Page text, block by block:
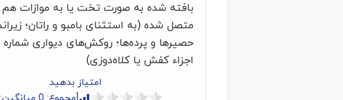
بافته شده به صورت تخت یا به موازات
متصل شده (به استثنای بامبو و راتان؛
اجزاء کفش یا کلاه‌دوزی)
امتیاز بدهید